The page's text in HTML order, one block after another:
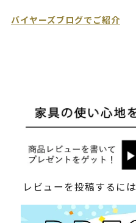
バイヤーズブログでご紹介
レビューを投稿するには